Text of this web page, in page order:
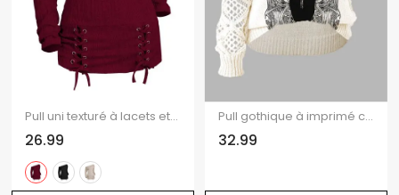
Pull uni texturé à lacets et col asymétrique
26.99
Pull gothique à imprimé chat noir et miroir, manches ajourées et col en V
32.99